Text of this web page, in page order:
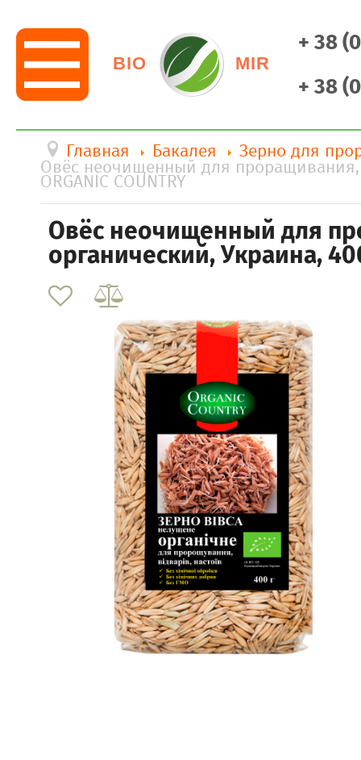
BIO MIR
+ 38
+ 38
Главная Бакалея Зерно для
Овёс неочищенный для проращивания,
ORGANIC COUNTRY
Овёс неочищенный для
органический, Украина,